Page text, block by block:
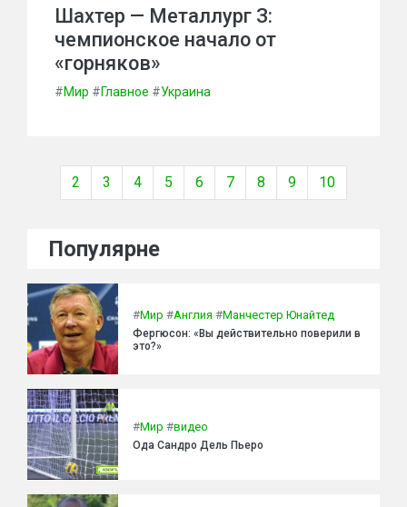
Шахтер — Металлург З:
чемпионское начало от
«горняков»
#Мир #Главное #Украина
2 3 4 5 6 7 8 9 10
Популярне
#Мир #Англия #Манчестер Юнайтед
Фергюсон: «Вы действительно поверили в
это?»
#Мир #видео
Ода Сандро Дель Пьеро